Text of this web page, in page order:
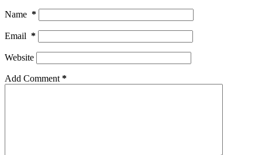
Name *
Email *
Website
Add Comment *